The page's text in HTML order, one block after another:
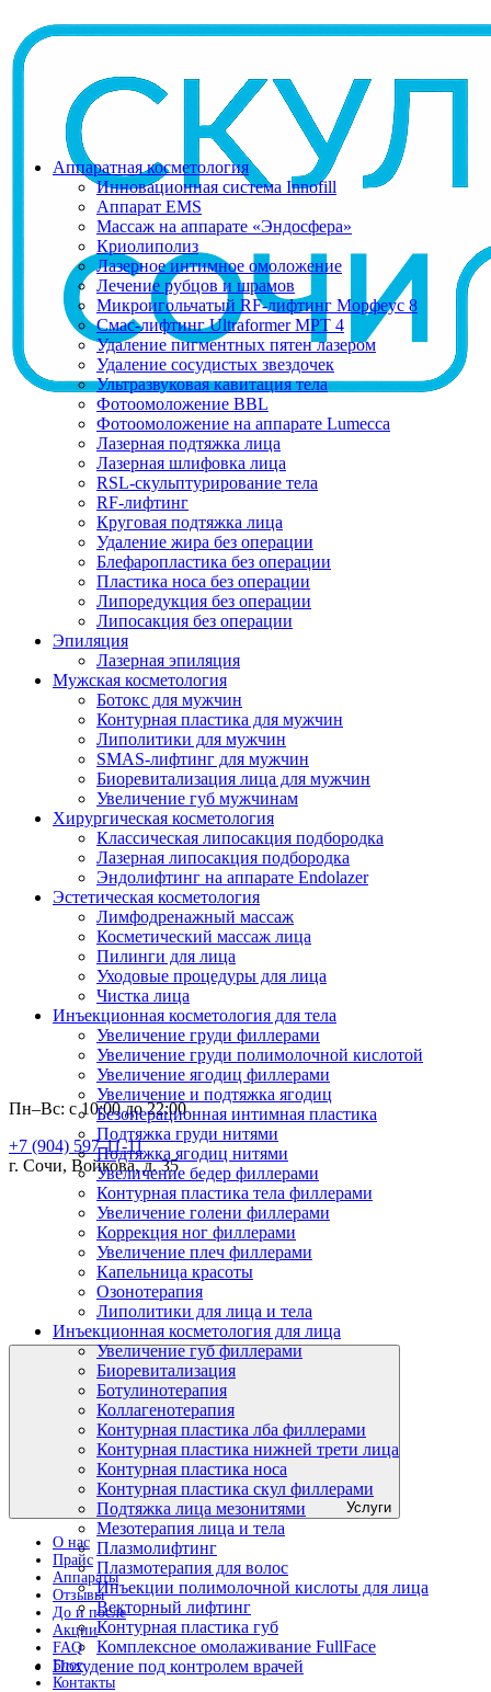
Пн–Вс: с 10:00 до 22:00
+7 (904) 597-11-11
г. Сочи, Войкова, д. 35
Услуги
О нас
Прайс
Аппараты
Отзывы
До и после
Акции
FAQ
Блог
Контакты
Аппаратная косметология
Инновационная система Innofill
Аппарат EMS
Массаж на аппарате «Эндосфера»
Криолиполиз
Лазерное интимное омоложение
Лечение рубцов и шрамов
Микроигольчатый RF-лифтинг Морфеус 8
Смас-лифтинг Ultraformer MPT 4
Удаление пигментных пятен лазером
Удаление сосудистых звездочек
Ультразвуковая кавитация тела
Фотоомоложение BBL
Фотоомоложение на аппарате Lumecca
Лазерная подтяжка лица
Лазерная шлифовка лица
RSL-скульптурирование тела
RF-лифтинг
Круговая подтяжка лица
Удаление жира без операции
Блефаропластика без операции
Пластика носа без операции
Липоредукция без операции
Липосакция без операции
Эпиляция
Лазерная эпиляция
Мужская косметология
Ботокс для мужчин
Контурная пластика для мужчин
Липолитики для мужчин
SMAS-лифтинг для мужчин
Биоревитализация лица для мужчин
Увеличение губ мужчинам
Хирургическая косметология
Классическая липосакция подбородка
Лазерная липосакция подбородка
Эндолифтинг на аппарате Endolazer
Эстетическая косметология
Лимфодренажный массаж
Косметический массаж лица
Пилинги для лица
Уходовые процедуры для лица
Чистка лица
Инъекционная косметология для тела
Увеличение груди филлерами
Увеличение груди полимолочной кислотой
Увеличение ягодиц филлерами
Увеличение и подтяжка ягодиц
Безоперационная интимная пластика
Подтяжка груди нитями
Подтяжка ягодиц нитями
Увеличение бедер филлерами
Контурная пластика тела филлерами
Увеличение голени филлерами
Коррекция ног филлерами
Увеличение плеч филлерами
Капельница красоты
Озонотерапия
Липолитики для лица и тела
Инъекционная косметология для лица
Увеличение губ филлерами
Биоревитализация
Ботулинотерапия
Коллагенотерапия
Контурная пластика лба филлерами
Контурная пластика нижней трети лица
Контурная пластика носа
Контурная пластика скул филлерами
Подтяжка лица мезонитями
Мезотерапия лица и тела
Плазмолифтинг
Плазмотерапия для волос
Инъекции полимолочной кислоты для лица
Векторный лифтинг
Контурная пластика губ
Комплексное омолаживание FullFace
Похудение под контролем врачей